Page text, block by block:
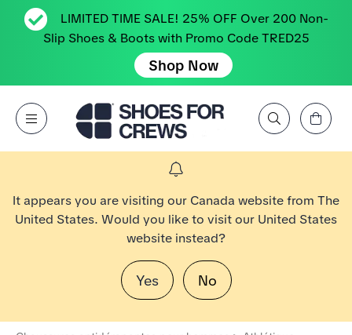
LIMITED TIME SALE! 25% OFF Over 200 Non-
Slip Shoes & Boots with Promo Code TRED25
Shop Now
Open Menu
Aller à la page d’accueil Shoes For Crews
Rechercher par marque, caractéristique, style, couleur, etc.
Affichez le panier
It appears you are visiting our Canada website from The
United States. Would you like to visit our United States
website instead?
Yes No